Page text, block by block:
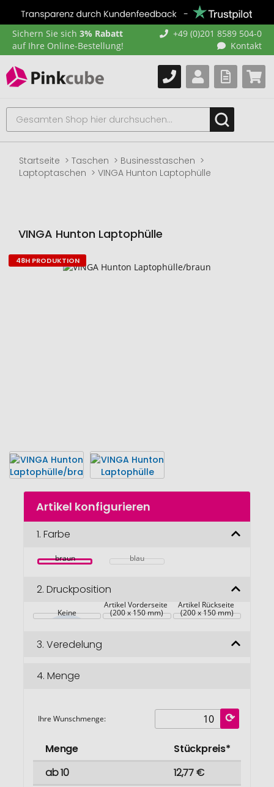
Sichern Sie sich 3% Rabatt
auf Ihre Online-Bestellung!
+49 (0)201 8589 504-0
Kontakt
Startseite Taschen
Businesstaschen
Laptoptaschen
VINGA Hunton Laptophülle
VINGA Hunton Laptophülle
Zum
Zum
Anfang
Bildgalerie
48H PRODUKTION
Artikel konfigurieren
1. Farbe
braun blau
2. Druckposition
Keine
Artikel Vorderseite
(200 x 150 mm)
Artikel Rückseite
(200 x 150 mm)
3. Veredelung
4. Menge
Ihre Wunschmenge:
Menge
Stückpreis*
ab 10
12,77 €